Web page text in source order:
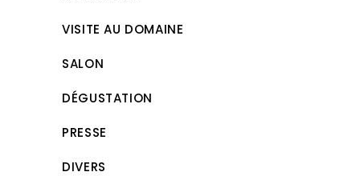
VISITE AU DOMAINE
SALON
DÉGUSTATION
PRESSE
DIVERS